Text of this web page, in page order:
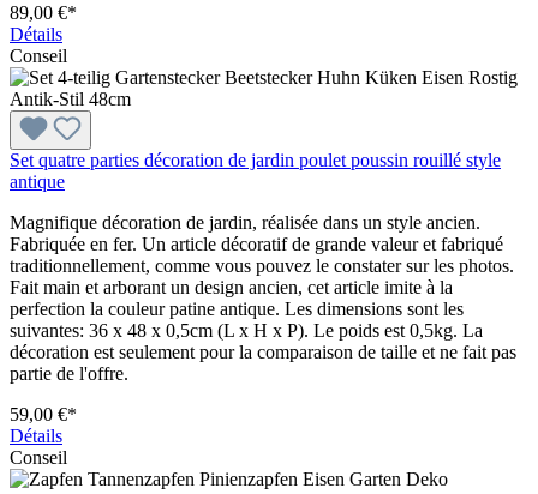
89,00 €*
Détails
Conseil
Set quatre parties décoration de jardin poulet poussin rouillé style
antique
Magnifique décoration de jardin, réalisée dans un style ancien.
Fabriquée en fer. Un article décoratif de grande valeur et fabriqué
traditionnellement, comme vous pouvez le constater sur les photos.
Fait main et arborant un design ancien, cet article imite à la
perfection la couleur patine antique. Les dimensions sont les
suivantes: 36 x 48 x 0,5cm (L x H x P). Le poids est 0,5kg. La
décoration est seulement pour la comparaison de taille et ne fait pas
partie de l'offre.
59,00 €*
Détails
Conseil